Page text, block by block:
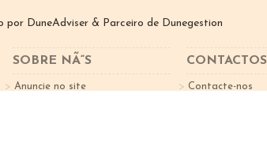
por DuneAdviser & Parceiro de Dunegestion
SOBRE NÃ“S
Anuncie no site
CONTACTOS
Contacte-nos